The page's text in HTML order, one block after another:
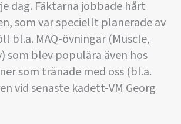
dag. Fäktarna jobbade hårt
som var speciellt planerade av
bl.a. MAQ-övningar (Muscle,
som blev populära även hos
som tränade med oss (bl.a.
vid senaste kadett-VM Georg